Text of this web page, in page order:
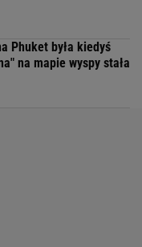
Phuket była kiedyś
na mapie wyspy stała